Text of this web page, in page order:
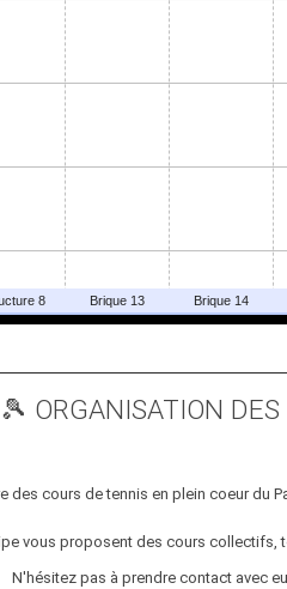
🎾 ORGANISATION
des cours de tennis en plein coeur du
vous proposent des cours
N'hésitez pas à prendre contact avec